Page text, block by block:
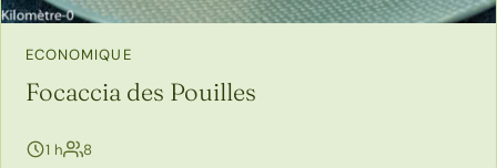
ECONOMIQUE
Focaccia des Pouilles
1 h 8personnes